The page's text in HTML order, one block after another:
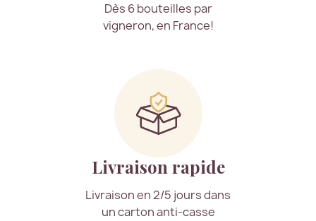
Dès 6 bouteilles par
vigneron, en France!
Livraison rapide
Livraison en 2/5 jours dans
un carton anti-casse